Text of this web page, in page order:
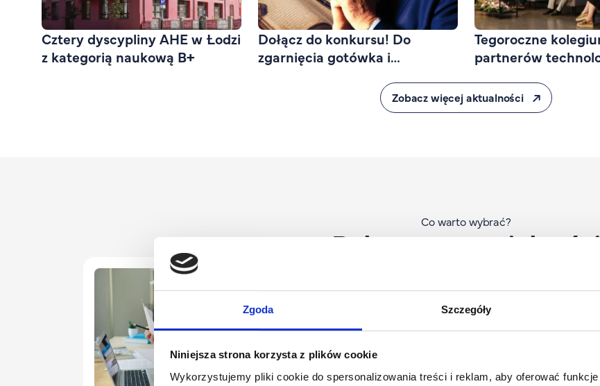
Zgoda Szczegóły
Niniejsza strona korzysta z plików cookie
Wykorzystujemy pliki cookie do spersonalizowania treści i reklam, aby oferować
Cztery dyscypliny AHE w Łodzi
z kategorią naukową B+
Dołącz do konkursu! Do
zgarnięcia gotówka i
towarzystwie prof. Zanussiego
Tegoroczne
partnerów
Zobacz więcej aktualności
Co warto wybrać?
Polecane specjalności